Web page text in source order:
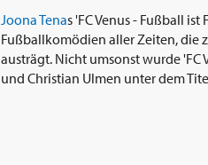
Joona Tenas 'FC Venus - Fußball
Fußballkomödien aller Zeiten, die
austrägt. Nicht umsonst wurde 'FC
und Christian Ulmen unter dem